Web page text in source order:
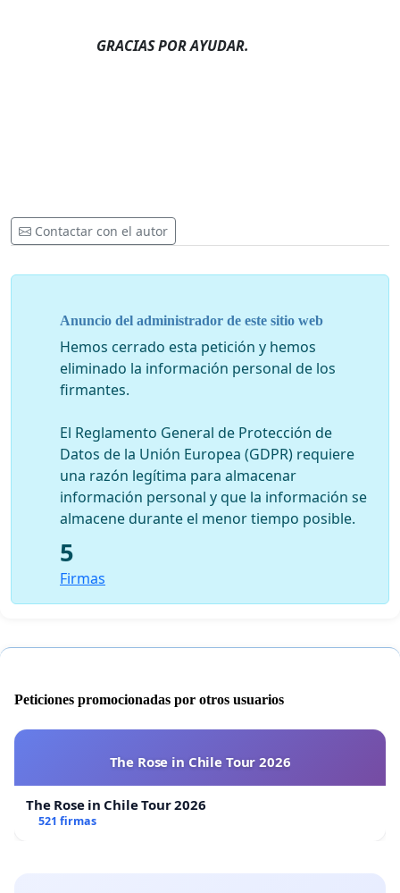
GRACIAS POR AYUDAR.
Contactar con el autor
Anuncio del administrador de este sitio web
Hemos cerrado esta petición y hemos
eliminado la información personal de los
firmantes.
El Reglamento General de Protección de
Datos de la Unión Europea (GDPR) requiere
una razón legítima para almacenar
información personal y que la información se
almacene durante el menor tiempo posible.
5
Firmas
Peticiones promocionadas por otros usuarios
The Rose in Chile Tour 2026
The Rose in Chile Tour 2026
521 firmas